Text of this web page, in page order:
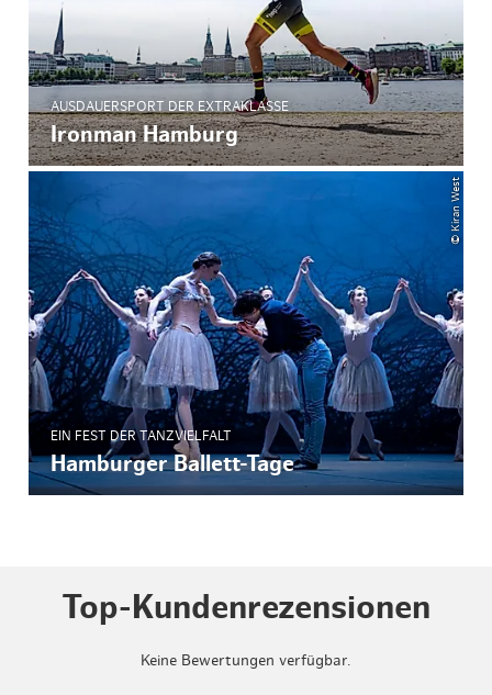
AUSDAUERSPORT DER EXTRAKLASSE
Ironman Hamburg
© Kiran West
EIN FEST DER TANZVIELFALT
Hamburger Ballett-Tage
Top-Kundenrezensionen
Keine Bewertungen verfügbar.